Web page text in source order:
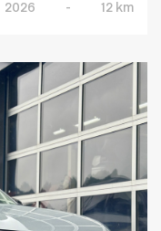
2026 - 12 km